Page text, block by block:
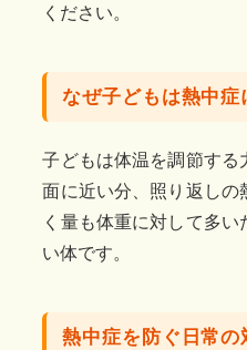
ください。
なぜ子どもは熱中症
子どもは体温を調節す
面に近い分、照り返し
く量も体重に対して多
い体です。
熱中症を防ぐ日常の